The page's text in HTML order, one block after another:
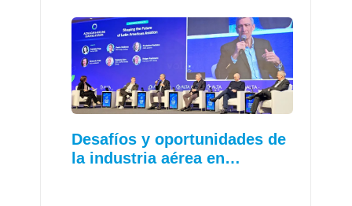
Desafíos y oportunidades de
la industria aérea en…